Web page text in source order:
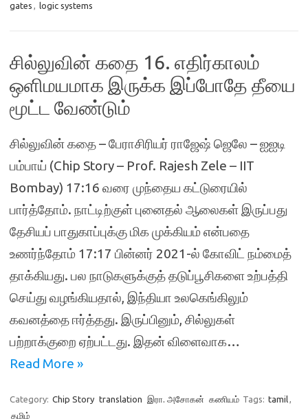
gates , logic systems
சில்லுவின் கதை 16. எதிர்காலம்
ஒளிமயமாக இருக்க இப்போதே தீயை
மூட்ட வேண்டும்
சில்லுவின் கதை – பேராசிரியர் ராஜேஷ் ஜெலே – ஐஐடி
பம்பாய் (Chip Story – Prof. Rajesh Zele – IIT
Bombay) 17:16 வரை முந்தைய கட்டுரையில்
பார்த்தோம். நாட்டிற்குள் புனைதல் ஆலைகள் இருப்பது
தேசியப் பாதுகாப்புக்கு மிக முக்கியம் என்பதை
உணர்ந்தோம் 17:17 பின்னர் 2021-ல் கோவிட் நம்மைத்
தாக்கியது. பல நாடுகளுக்குத் தடுப்பூசிகளை உற்பத்தி
செய்து வழங்கியதால், இந்தியா உலகெங்கிலும்
கவனத்தை ஈர்த்தது. இருப்பினும், சில்லுகள்
பற்றாக்குறை ஏற்பட்டது. இதன் விளைவாக…
Read More »
Category: Chip Story translation இரா. அசோகன் கணியம் Tags: tamil,
தமிழ்